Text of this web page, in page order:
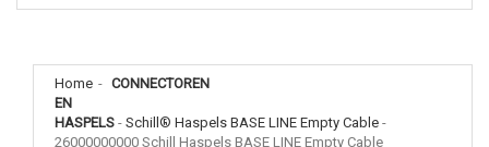
Home - CONNECTOREN
EN
HASPELS - Schill® Haspels BASE LINE Empty Cable -
26000000000 Schill Haspels BASE LINE Empty Cable